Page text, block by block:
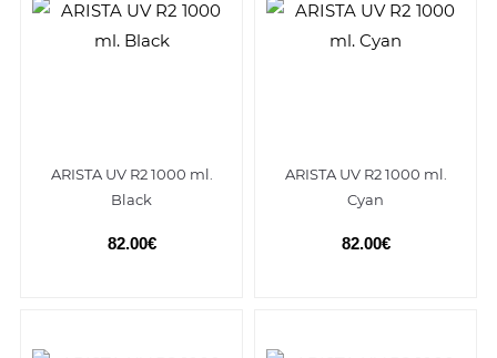
ARISTA UV R2 1000 ml.
Black
82.00€
ARISTA UV R2 1000 ml.
Cyan
82.00€